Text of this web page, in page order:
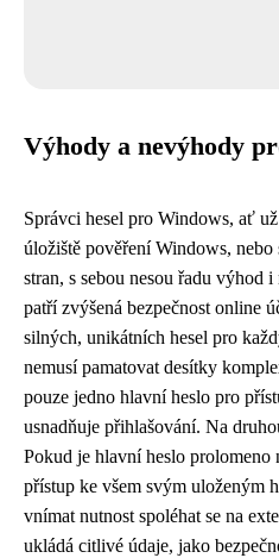
Výhody a nevýhody
Správci hesel pro Windows, ať
úložiště pověření Windows,
stran, s sebou nesou řadu výhod
patří zvýšená bezpečnost online
silných, unikátních hesel pro
nemusí pamatovat desítky
pouze jedno hlavní heslo pro
usnadňuje přihlašování. Na
Pokud je hlavní heslo prolomeno
přístup ke všem svým uloženým
vnímat nutnost spoléhat se na
ukládá citlivé údaje, jako